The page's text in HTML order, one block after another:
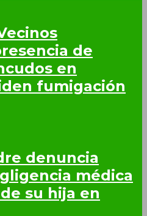
de
en
fumigación
denuncia
médica
su hija en